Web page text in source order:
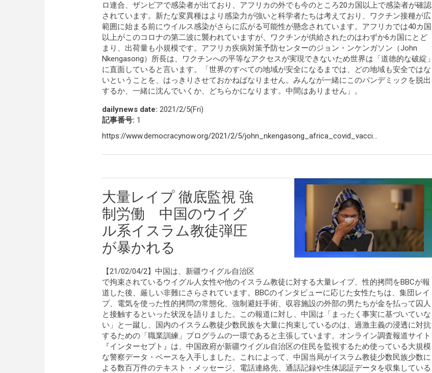
ロ連合、ザンビアで感染者が出ており、アフリカの外でも今のところ20カ国以上で感染者が確認
されています。新たな変異種はより感染力が強いと科学者たちは考えており、ワクチン接種が広
範囲に始まる前にウイルス感染がさらに広がる可能性が懸念されています。アフリカでは40カ国
以上がこのコロナの第二波に襲われていますが、ワクチンが供給されたのはわずか6カ国にとど
まり、出荷量も小規模です。アフリカ疾病対策予防センターのジョン・ンケンガソン（John
Nkengasong）所長は、ワクチンへの平等なアクセスが実現できないため世界は「道徳的な破綻」
に直面していると言います。「世界のすべての地域が安全になるまでは、どの地域も安全ではな
いということを、はっきりさせておかねばなりません。みんなが一緒にこのパンデミックを脱出
するか、一緒に沈んでいくか、どちらかになります。中間はありません」。
dailynews date: 2021/2/5(Fri)
記事番号: 1
https://www.democracynow.org/2021/2/5/john_nkengasong_africa_covid_vacci...
大量レイプ 徹底監視 強
制労働 中国のウイグ
ル系イスラム教徒弾圧
が暴かれる
【21/02/04/2】中国は、新疆ウイグル自治区
で拘束されているウイグル人女性や他のイスラム教徒に対する大量レイプ、性的拷問をBBCが報
道した後、厳しい非難にさらされています。BBCのインタビューに応じた女性たちは、集団レイ
プ、電気を使った性的拷問の常態化、強制避妊手術、収容施設の外部の男たちが金を払って囚人
と接触するといった状況を語りました。この報道に対し、中国は「まったく事実に基づいていな
い」と一蹴し、国内のイスラム教徒少数民族を大量に拘束しているのは、過激主義の浸透に対抗
するための「職業訓練」プログラムの一環であると主張しています。オンライン調査報道サイト
『インターセプト』は、中国政府が新疆ウイグル自治区の住民を監視するため使っている大規模
な警察データ・ベースを入手しました。これによって、中国当局がイスラム教徒少数民族少数に
よる数百万件のテキスト・メッセージ、電話連絡先、通話記録や生体認証データを収集している